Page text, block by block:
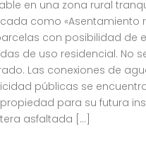
en una zona rural
como «Asentamiento
con posibilidad de
de uso residencial. No
Las conexiones de
públicas se
para su futura
asfaltada […]